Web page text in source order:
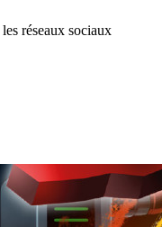
réseaux sociaux